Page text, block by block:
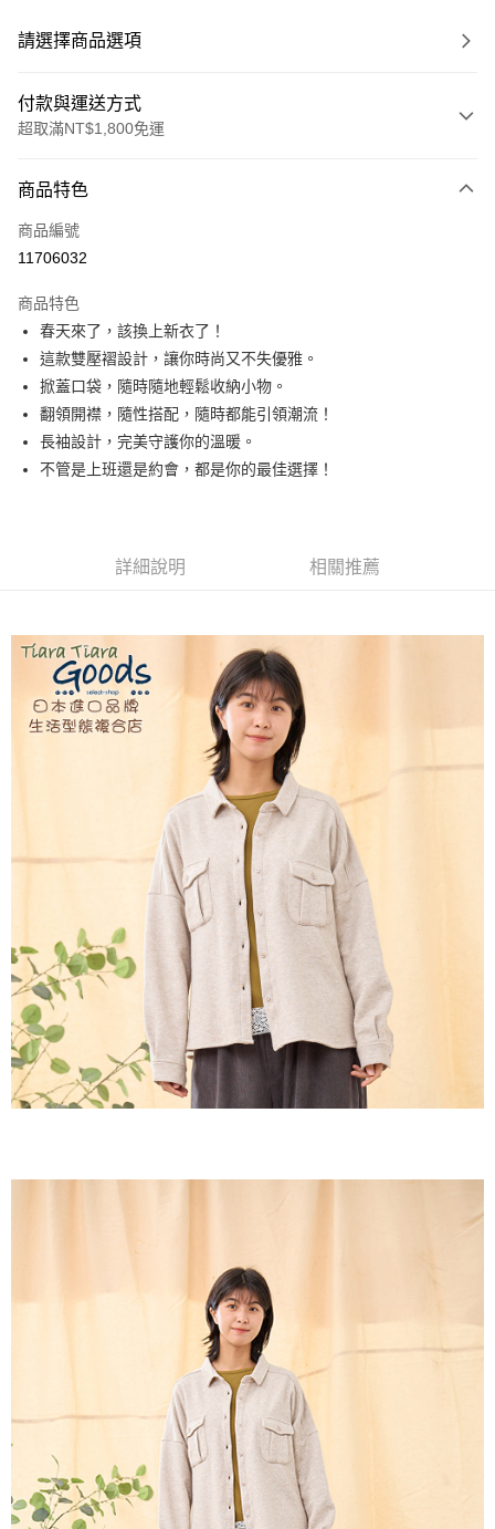
請選擇商品選項
付款與運送方式
超取滿NT$1,800免運
信用卡一次付款
超商取貨付款
Apple Pay
悠遊付
Google Pay
全盈+PAY
AFTEE先享後付是「在收到商品之後才付款」的支付方式。 讓您購物簡單
３．安心：先確認商品／服務後，再付款。
【「AFTEE先享後付」結帳流程】
１．於結帳方式選擇「AFTEE先享後付」後，將跳轉至「AFTEE先享後付」
結帳頁面，進行簡訊認證並確認金額後，即可完成結帳。
２．訂單成立數日內，您將收到繳費通知簡訊。
３．收到繳費通知簡訊後14天內，點擊此簡訊中的連結，可透過四大超商／
ATM／網路銀行／等多元方式進行付款，方視為交易完成。
※ 請注意：結帳手續完成當下不需立刻繳費，但若您需要取消訂單，請聯絡
購買商品的店家。未經商家同意取消之訂單仍視為有效，需透過AFTEE先享
※ 交易是否成功請以「AFTEE先享後付 」之結帳頁面顯示為準，若有關於
是否繳費成功／繳費後需取消欲退款等相關疑問，請聯繫「AFTEE先享後付
https://netprotections.freshdesk.com/support/home
【注意事項】
１．透過由恩沛科技股份有限公司提供之「AFTEE先享後付」服務完成之交
易，需依本服務之必要範圍內提供個人資料，並將交易相關給付款項請求債
權轉讓予恩沛科技股份有限公司。
２．關於個人資料處理事宜，請瀏覽以下網址：
https://aftee.tw/terms/#terms3
３．未成年的使用者請事先徵得法定代理人或監護人之同意方可使用
「AFTEE先享後付」，若未經同意申辦者引起之損失，本公司不負相關責
任。
５．嚴禁一人註冊多個帳號或使用他人資訊註冊。若發現惡意使用之情形，
全家取貨付款
每筆NT$60，滿NT$1,800(含以上)免運費
付款後全家取貨
每筆NT$60，滿NT$1,800(含以上)免運費
每筆NT$60，滿NT$2,000(含以上)免運費
付款後7-11取貨
每筆NT$60，滿NT$2,000(含以上)免運費
黑貓宅急便(包裹尺寸60cm以下)
每筆NT$100，滿NT$2,000(含以上)免運費
黑貓宅急便(包裹尺寸90cm以下)
每筆NT$140，滿NT$2,000(含以上)免運費
商品特色
商品編號
11706032
商品特色
春天來了，該換上新衣了！
這款雙壓褶設計，讓你時尚又不失優雅。
掀蓋口袋，隨時隨地輕鬆收納小物。
翻領開襟，隨性搭配，隨時都能引領潮流！
長袖設計，完美守護你的溫暖。
不管是上班還是約會，都是你的最佳選擇！
詳細說明 相關推薦